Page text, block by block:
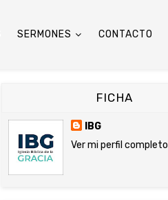
SERMONES CONTACTO
FICHA
IBG
Ver mi perfil completo